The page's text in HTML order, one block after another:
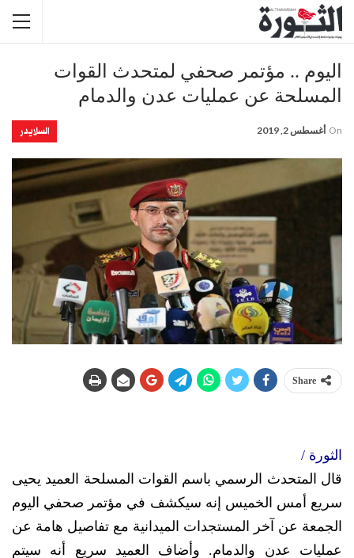
اليوم .. مؤتمر صحفي لمتحدث القوات
المسلحة عن عمليات عدن والدمام
السلايدر On أغسطس 2, 2019
Share
الثورة /
قال المتحدث الرسمي باسم القوات المسلحة العميد يحيى
سريع أمس الخميس إنه سيكشف في مؤتمر صحفي اليوم
الجمعة عن آخر المستجدات الميدانية مع تفاصيل هامة عن
عمليات عدن والدمام. وأضاف العميد سريع أنه سيتم